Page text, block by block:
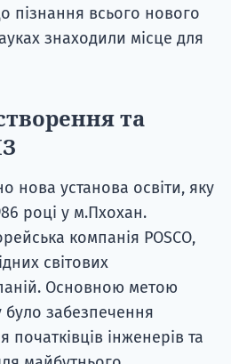
пізнання всього нового
знаходили місце для
та
нова установа освіти, яку
році у м.Пхохан.
компанія POSCO,
світових
Основною метою
було забезпечення
початківців інженерів та